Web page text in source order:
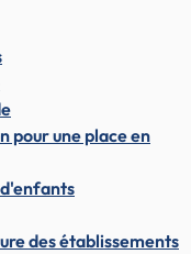
pour une place en
des établissements